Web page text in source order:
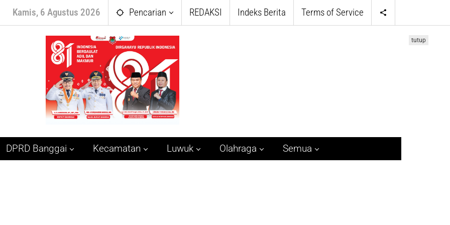
Kamis, 6 Agustus 2026 Pencarian REDAKSI Indeks Berita Terms of Service
DPRD Banggai Kecamatan Luwuk Olahraga Semua
tutup